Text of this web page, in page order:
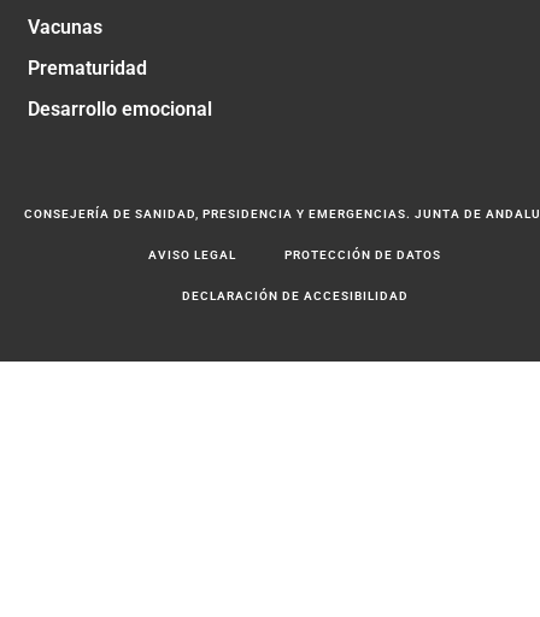
Vacunas
Prematuridad
Desarrollo emocional
CONSEJERÍA DE SANIDAD, PRESIDENCIA Y EMERGENCIAS. JUNTA DE
AVISO LEGAL PROTECCIÓN DE DATOS
DECLARACIÓN DE ACCESIBILIDAD